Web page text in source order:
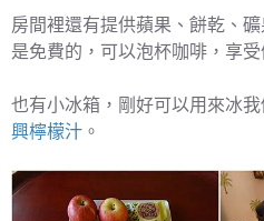
房間裡還有提供蘋果、餅乾、
是免費的，可以泡杯咖啡，享受
也有小冰箱，剛好可以用來冰
興檸檬汁 。